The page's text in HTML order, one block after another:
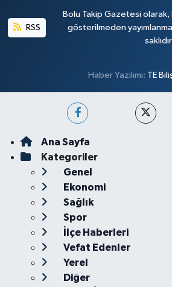
RSS
Bolu Takip Gazetesi
gösterilmeden
Haber Yazılımı: TE
Ana Sayfa
Kategoriler
Genel
Ekonomi
Sağlık
Spor
İlçe Haberleri
Vefat Edenler
Yerel
Diğer